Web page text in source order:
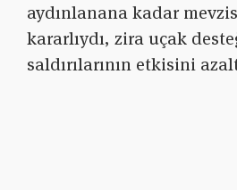
aydınlanana kadar
kararlıydı, zira uçak
saldırılarının etkisini